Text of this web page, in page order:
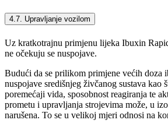
4.7. Upravljanje vozilom
Uz kratkotrajnu primjenu lijeka Ibuxin
ne očekuju se nuspojave.
Budući da se prilikom primjene većih doza
nuspojave središnjeg živčanog sustava kao
poremećaji vida, sposobnost reagiranja te
prometu i upravljanja strojevima može, u
narušena. To se u velikoj mjeri odnosi na